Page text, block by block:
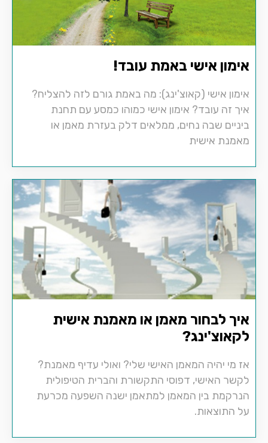
אימון אישי באמת עובד!
אימון אישי (קאוצ'ינג): מה באמת גורם לזה להצליח?
איך זה עובד? אימון אישי כמוהו כמסע עם תחנת
ביניים שבה נחים, ממלאים דלק בעזרת מאמן או
מאמנת אישית
איך לבחור מאמן או מאמנת אישית
לקאוצ'ינג?
אז מי יהיה המאמן האישי שלי? ואולי עדיף מאמנת?
לקשר האישי, דפוסי התקשורת והברית הטיפולית
הנרקמת בין המאמן למתאמן ישנה השפעה מכרעת
על התוצאות.